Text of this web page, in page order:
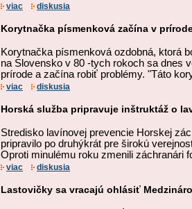
viac diskusia
Korytnačka písmenková začína v
Korytnačka písmenková ozdobná, ktorá
na Slovensko v 80 -tych rokoch sa dnes
prírode a začína robiť problémy. "Táto
viac diskusia
Horská služba pripravuje inštruktáž o
Stredisko lavínovej prevencie Horskej
pripravilo po druhýkrát pre širokú
Oproti minulému roku zmenili záchranári
viac diskusia
Lastovičky sa vracajú ohlásiť